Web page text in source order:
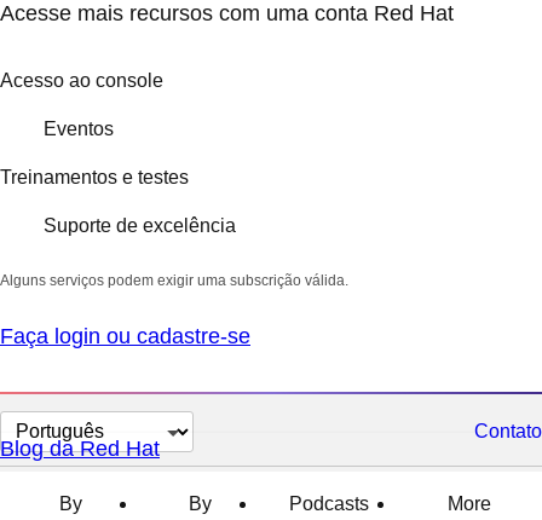
Acesse mais recursos com uma conta Red Hat
Acesso ao console
Eventos
Treinamentos e testes
Suporte de excelência
Alguns serviços podem exigir uma subscrição válida.
Faça login ou cadastre-se
Selecionar
idioma
Contato
Blog da Red Hat
By
By
Podcasts
More